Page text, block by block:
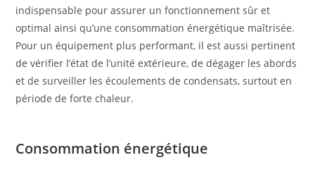
indispensable pour assurer un fonctionnement sûr et
optimal ainsi qu’une consommation énergétique maîtrisée.
Pour un équipement plus performant, il est aussi pertinent
de vérifier l’état de l’unité extérieure, de dégager les abords
et de surveiller les écoulements de condensats, surtout en
période de forte chaleur.
Consommation énergétique